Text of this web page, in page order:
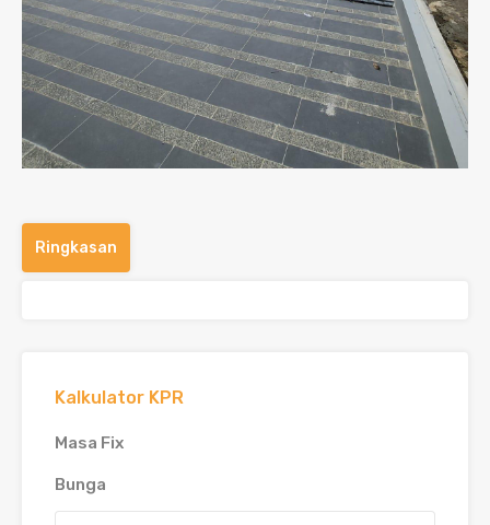
Ringkasan
Kalkulator KPR
Masa Fix
Bunga